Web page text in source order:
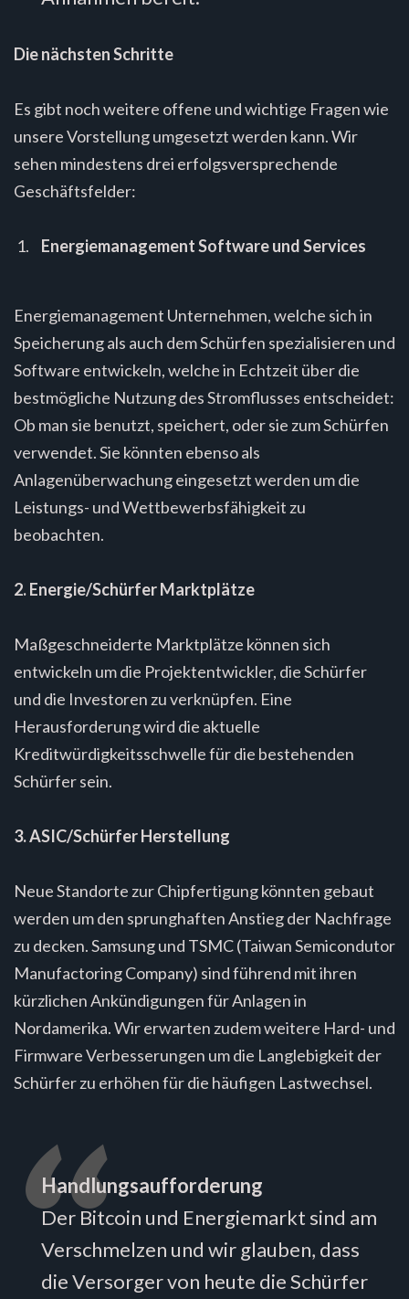
Die nächsten Schritte
Es gibt noch weitere offene und wichtige Fragen wie
unsere Vorstellung umgesetzt werden kann. Wir
sehen mindestens drei erfolgsversprechende
Geschäftsfelder:
Energiemanagement Software und Services
Energiemanagement Unternehmen, welche sich in
Speicherung als auch dem Schürfen spezialisieren und
Software entwickeln, welche in Echtzeit über die
bestmögliche Nutzung des Stromflusses entscheidet:
Ob man sie benutzt, speichert, oder sie zum Schürfen
verwendet. Sie könnten ebenso als
Anlagenüberwachung eingesetzt werden um die
Leistungs- und Wettbewerbsfähigkeit zu
beobachten.
2. Energie/Schürfer Marktplätze
Maßgeschneiderte Marktplätze können sich
entwickeln um die Projektentwickler, die Schürfer
und die Investoren zu verknüpfen. Eine
Herausforderung wird die aktuelle
Kreditwürdigkeitsschwelle für die bestehenden
Schürfer sein.
3. ASIC/Schürfer Herstellung
Neue Standorte zur Chipfertigung könnten gebaut
werden um den sprunghaften Anstieg der Nachfrage
zu decken. Samsung und TSMC (Taiwan Semicondutor
Manufactoring Company) sind führend mit ihren
kürzlichen Ankündigungen für Anlagen in
Nordamerika. Wir erwarten zudem weitere Hard- und
Firmware Verbesserungen um die Langlebigkeit der
Schürfer zu erhöhen für die häufigen Lastwechsel.
Handlungsaufforderung
Der Bitcoin und Energiemarkt sind am
Verschmelzen und wir glauben, dass
die Versorger von heute die Schürfer